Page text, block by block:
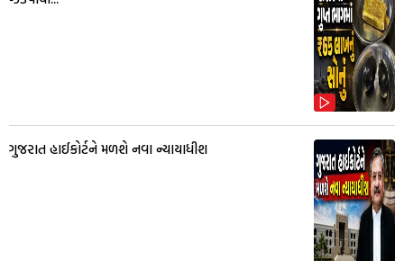
ગુજરાત હાઈકોર્ટને મળશે નવા ન્યાયાધીશ